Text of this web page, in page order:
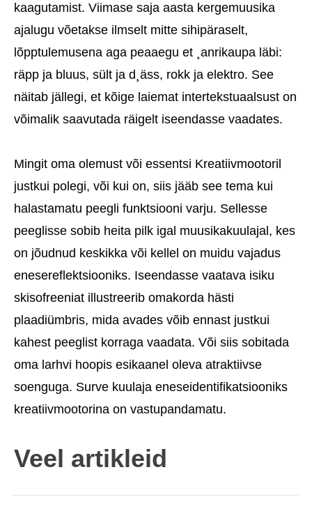
kaagutamist. Viimase saja aasta kergemuusika
ajalugu võetakse ilmselt mitte sihipäraselt,
lõpptulemusena aga peaaegu et ¸anrikaupa läbi:
räpp ja bluus, sült ja d¸äss, rokk ja elektro. See
näitab jällegi, et kõige laiemat intertekstuaalsust on
võimalik saavutada räigelt iseendasse vaadates.
Mingit oma olemust või essentsi Kreatiivmootoril
justkui polegi, või kui on, siis jääb see tema kui
halastamatu peegli funktsiooni varju. Sellesse
peeglisse sobib heita pilk igal muusikakuulajal, kes
on jõudnud keskikka või kellel on muidu vajadus
enesereflektsiooniks. Iseendasse vaatava isiku
skisofreeniat illustreerib omakorda hästi
plaadiümbris, mida avades võib ennast justkui
kahest peeglist korraga vaadata. Või siis sobitada
oma larhvi hoopis esikaanel oleva atraktiivse
soenguga. Surve kuulaja eneseidentifikatsiooniks
kreatiivmootorina on vastupandamatu.
Veel artikleid
Navigeerimine